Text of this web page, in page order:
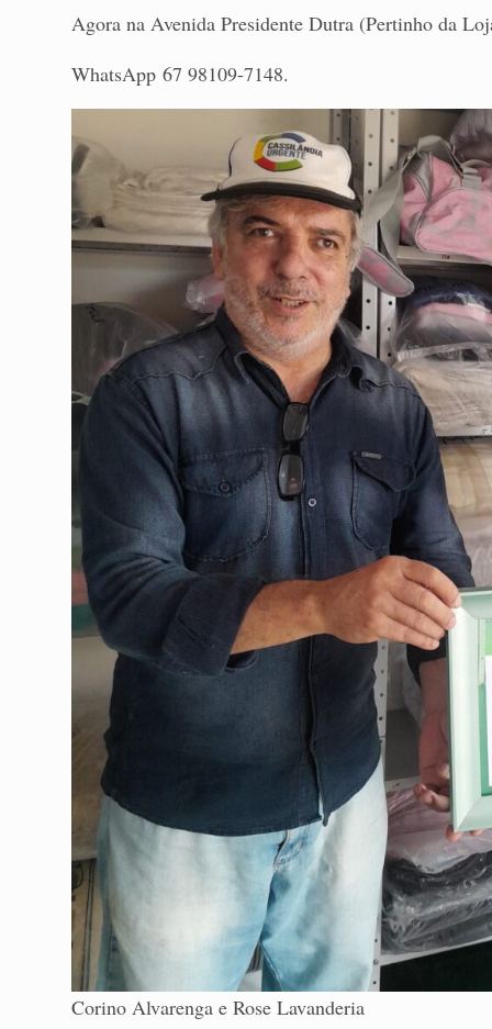
Agora na Avenida Presidente Dutra (Pertinho da
WhatsApp 67 98109-7148.
Corino Alvarenga e Rose Lavanderia